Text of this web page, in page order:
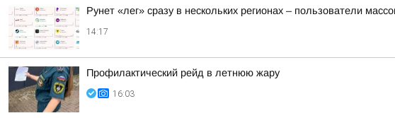
Рунет «лег» сразу в нескольких регионах – пользователи
14:17
Профилактический рейд в летнюю жару
16:03